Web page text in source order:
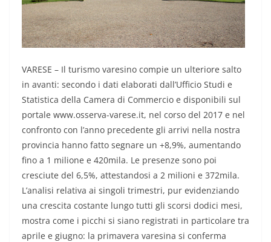
VARESE – Il turismo varesino compie un ulteriore salto
in avanti: secondo i dati elaborati dall’Ufficio Studi e
Statistica della Camera di Commercio e disponibili sul
portale www.osserva-varese.it, nel corso del 2017 e nel
confronto con l’anno precedente gli arrivi nella nostra
provincia hanno fatto segnare un +8,9%, aumentando
fino a 1 milione e 420mila. Le presenze sono poi
cresciute del 6,5%, attestandosi a 2 milioni e 372mila.
L’analisi relativa ai singoli trimestri, pur evidenziando
una crescita costante lungo tutti gli scorsi dodici mesi,
mostra come i picchi si siano registrati in particolare tra
aprile e giugno: la primavera varesina si conferma